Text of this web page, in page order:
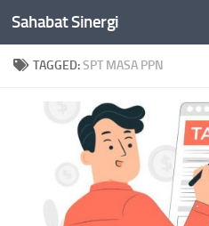
Skip to content
Sahabat Sinergi
TAGGED:SPT MASA PPN